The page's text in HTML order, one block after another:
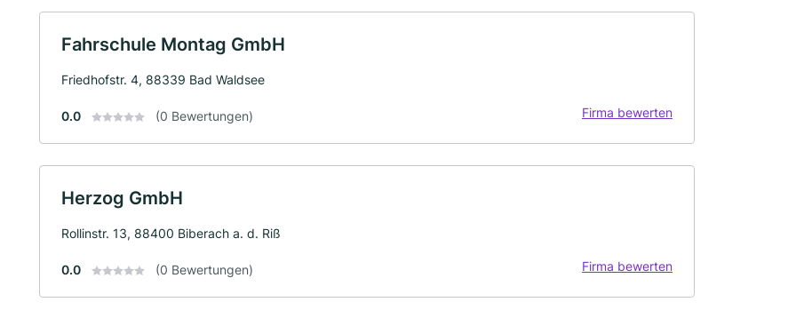
Fahrschule Montag GmbH
Friedhofstr. 4, 88339 Bad Waldsee
0.0 (0 Bewertungen) Firma bewerten
Herzog GmbH
Rollinstr. 13, 88400 Biberach a. d. Riß
0.0 (0 Bewertungen) Firma bewerten